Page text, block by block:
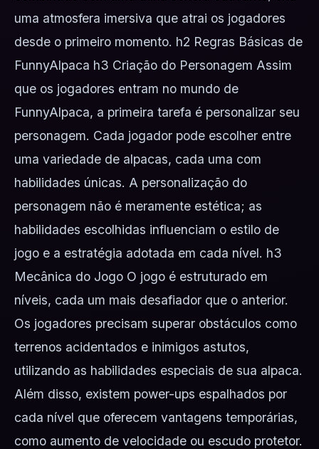
uma atmosfera imersiva que atrai os jogadores
desde o primeiro momento. h2 Regras Básicas de
FunnyAlpaca h3 Criação do Personagem Assim
que os jogadores entram no mundo de
FunnyAlpaca, a primeira tarefa é personalizar seu
personagem. Cada jogador pode escolher entre
uma variedade de alpacas, cada uma com
habilidades únicas. A personalização do
personagem não é meramente estética; as
habilidades escolhidas influenciam o estilo de
jogo e a estratégia adotada em cada nível. h3
Mecânica do Jogo O jogo é estruturado em
níveis, cada um mais desafiador que o anterior.
Os jogadores precisam superar obstáculos como
terrenos acidentados e inimigos astutos,
utilizando as habilidades especiais de sua alpaca.
Além disso, existem power-ups espalhados por
cada nível que oferecem vantagens temporárias,
como aumento de velocidade ou escudo protetor.